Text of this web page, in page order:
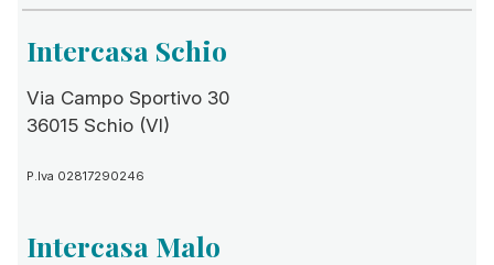
Intercasa Schio
Via Campo Sportivo 30
36015 Schio (VI)
P.Iva 02817290246
Intercasa Malo